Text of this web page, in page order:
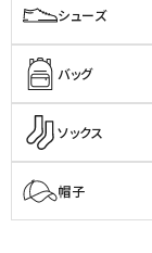
シューズ
バッグ
ソックス
帽子